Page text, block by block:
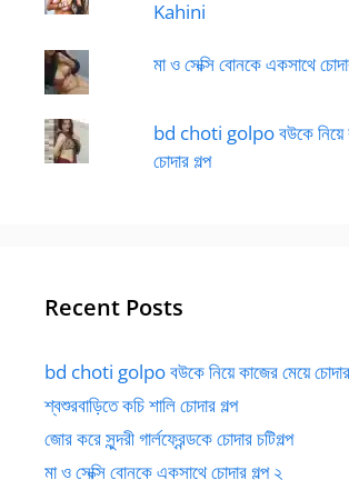
Kahini
মা ও সেক্সি বোনকে একসাথে
bd choti golpo বউকে নিয়ে
চোদার গল্প
Recent Posts
bd choti golpo বউকে নিয়ে কাজের মেয়ে চোদার
শ্বশুরবাড়িতে কচি শালি চোদার গল্প
জোর করে সুন্দরী গার্লফ্রেন্ডকে চোদার চটিগল্প
মা ও সেক্সি বোনকে একসাথে চোদার গল্প ২